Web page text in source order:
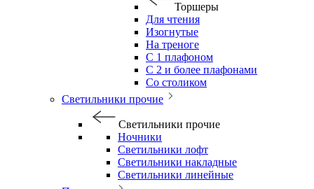
Торшеры
Для чтения
Изогнутые
На треноге
С 1 плафоном
С 2 и более плафонами
Со столиком
Светильники прочие
Светильники прочие
Ночники
Светильники лофт
Светильники накладные
Светильники линейные